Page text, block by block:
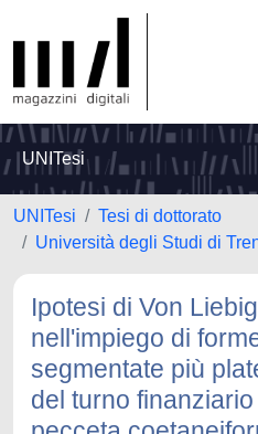
UNITesi
UNITesi
Tesi di dottorato
Università degli Studi di
Ipotesi di Von
nell'impiego di
segmentate più
del turno